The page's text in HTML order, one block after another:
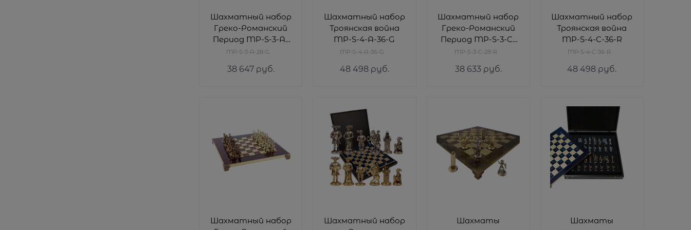
Шахматный набор
Греко-Романский
Период MP-S-3-A-
28-G
MP-S-3-A-28-G
38 647 руб.
Шахматный набор
Троянская война
MP-S-4-A-36-G
MP-S-4-A-36-G
48 498 руб.
Шахматный набор
Греко-Романский
Период MP-S-3-C-
28-R
MP-S-3-C-28-R
38 633 руб.
Шахматный набор
Троянская война
MP-S-4-C-36-R
MP-S-4-C-36-R
48 498 руб.
Шахматный набор
Шахматный набор
Шахматы
Шахматы